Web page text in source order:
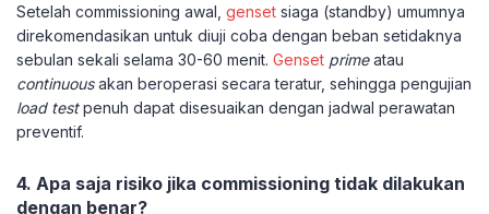
Setelah commissioning awal, genset siaga (standby) umumnya
direkomendasikan untuk diuji coba dengan beban setidaknya
sebulan sekali selama 30-60 menit. Genset primeatau
continuousakan beroperasi secara teratur, sehingga pengujian
load testpenuh dapat disesuaikan dengan jadwal perawatan
preventif.
4. Apa saja risiko jika commissioning tidak dilakukan
dengan benar?